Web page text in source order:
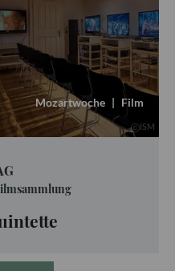
Mozartwoche | Film
ISM